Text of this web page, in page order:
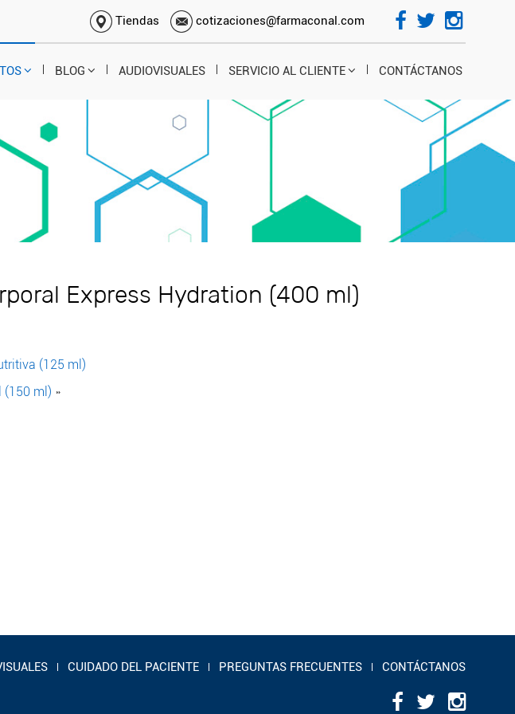
Tiendas cotizaciones@farmaconal.com
BLOG AUDIOVISUALES SERVICIO AL CLIENTE CONTÁCTANOS
Express Hydration (400 ml)
(125 ml)
(150 ml) »
CUIDADO DEL PACIENTE PREGUNTAS FRECUENTES CONTÁCTANOS